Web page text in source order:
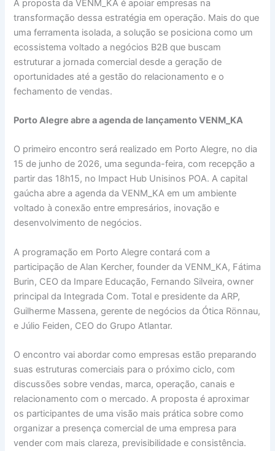
A proposta da VENM_KA é apoiar empresas na
transformação dessa estratégia em operação. Mais do que
uma ferramenta isolada, a solução se posiciona como um
ecossistema voltado a negócios B2B que buscam
estruturar a jornada comercial desde a geração de
oportunidades até a gestão do relacionamento e o
fechamento de vendas.
Porto Alegre abre a agenda de lançamento VENM_KA
O primeiro encontro será realizado em Porto Alegre, no dia
15 de junho de 2026, uma segunda-feira, com recepção a
partir das 18h15, no Impact Hub Unisinos POA. A capital
gaúcha abre a agenda da VENM_KA em um ambiente
voltado à conexão entre empresários, inovação e
desenvolvimento de negócios.
A programação em Porto Alegre contará com a
participação de Alan Kercher, founder da VENM_KA, Fátima
Burin, CEO da Impare Educação, Fernando Silveira, owner
principal da Integrada Com. Total e presidente da ARP,
Guilherme Massena, gerente de negócios da Ótica Rönnau,
e Júlio Feiden, CEO do Grupo Atlantar.
O encontro vai abordar como empresas estão preparando
suas estruturas comerciais para o próximo ciclo, com
discussões sobre vendas, marca, operação, canais e
relacionamento com o mercado. A proposta é aproximar
os participantes de uma visão mais prática sobre como
organizar a presença comercial de uma empresa para
vender com mais clareza, previsibilidade e consistência.